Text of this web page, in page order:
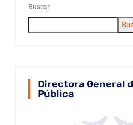
Buscar
Directora General
Pública